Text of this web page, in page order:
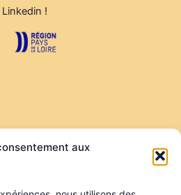
aux
!